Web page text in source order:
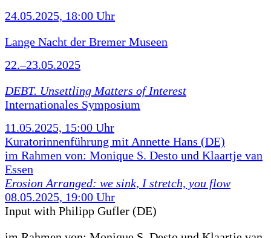
24.05.2025, 18:00 Uhr
Lange Nacht der Bremer Museen
22.–23.05.2025
DEBT. Unsettling Matters of Interest
Internationales Symposium
11.05.2025, 15:00 Uhr
Kuratorinnenführung mit Annette Hans (DE)
im Rahmen von: Monique S. Desto und Klaartje van
Essen
Erosion Arranged: we sink, I stretch, you flow
08.05.2025, 19:00 Uhr
Input with Philipp Gufler (DE)